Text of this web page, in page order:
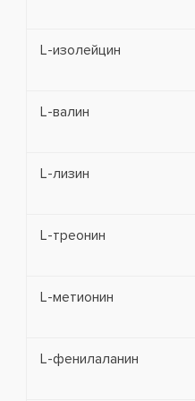
L-изолейцин
L-валин
L-лизин
L-треонин
L-метионин
L-фенилаланин